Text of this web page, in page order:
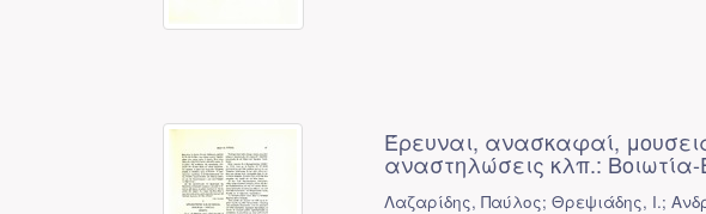
Έρευναι, ανασκαφαί,
αναστηλώσεις κλπ.: Βοιωτία-
Λαζαρίδης, Παύλος; Θρεψιάδης, Ι.;